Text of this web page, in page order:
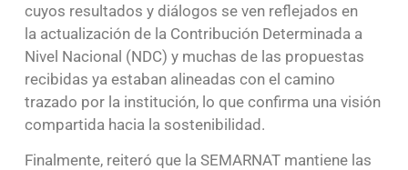
cuyos resultados y diálogos se ven reflejados en
la actualización de la Contribución Determinada a
Nivel Nacional (NDC) y muchas de las propuestas
recibidas ya estaban alineadas con el camino
trazado por la institución, lo que confirma una visión
compartida hacia la sostenibilidad.
Finalmente, reiteró que la SEMARNAT mantiene las